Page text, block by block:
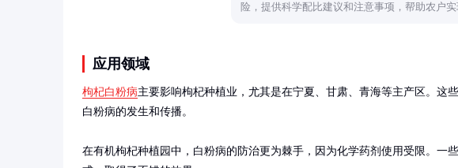
险，提供科学配比建议和注意事项，帮助农户
应用领域
枸杞白粉病主要影响枸杞种植业，尤其是在宁夏、甘肃、青海等主产区。这
白粉病的发生和传播。
在有机枸杞种植园中，白粉病的防治更为棘手，因为化学药剂使用受限。一